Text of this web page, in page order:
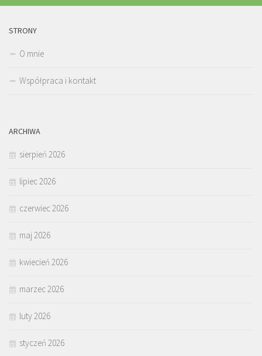
STRONY
O mnie
Współpraca i kontakt
ARCHIWA
sierpień 2026
lipiec 2026
czerwiec 2026
maj 2026
kwiecień 2026
marzec 2026
luty 2026
styczeń 2026